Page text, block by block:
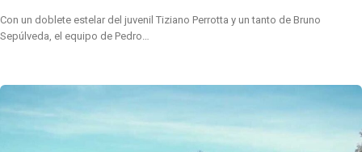
Con un doblete estelar del juvenil Tiziano Perrotta y un tanto de Bruno
Sepúlveda, el equipo de Pedro…